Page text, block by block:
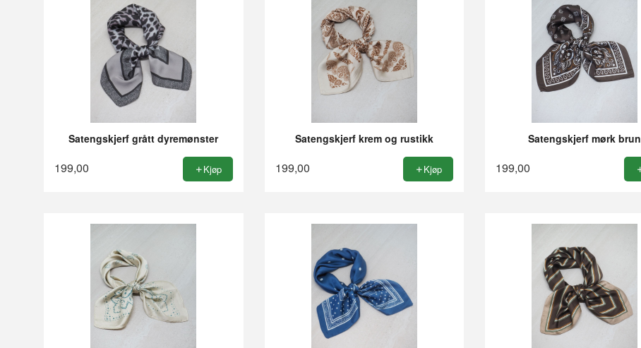
Satengskjerf grått dyremønster
199,00 Kjøp
Satengskjerf krem og rustikk
199,00 Kjøp
Satengskjerf mørk brun
199,00